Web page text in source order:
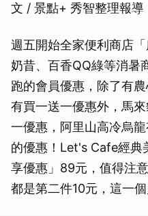
文 / 景點+ 秀智整理報導
週五開始全家便利商店
奶昔、百香QQ綠等消暑
跑的會員優惠，除了有
有買一送一優惠外，馬
一優惠，阿里山高冷烏
的優惠！Let's Cafe經典
享優惠」89元，值得注
都是第二件10元，這一